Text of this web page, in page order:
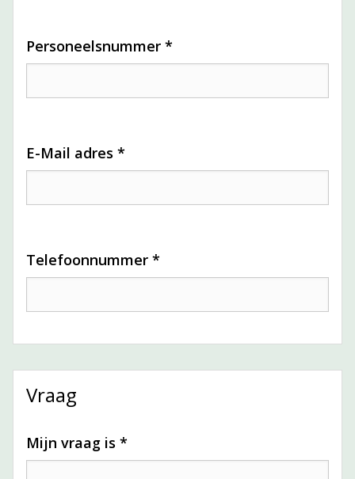
Personeelsnummer *
E-Mail adres *
Telefoonnummer *
Vraag
Mijn vraag is *